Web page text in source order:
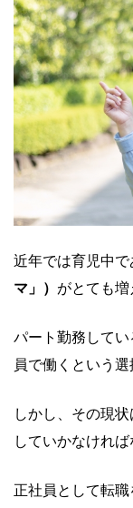
近年では育児中で
マ」） がとても増
パート勤務して
員で働くという
しかし、その現
していかなければ
正社員として転